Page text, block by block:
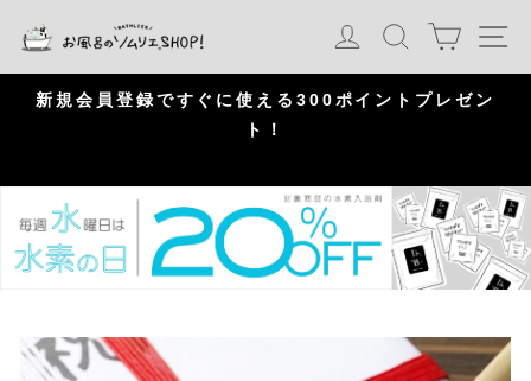
ログイン
検索 カート
P
s
e
新規会員登録ですぐに使える300ポイントプレゼン
ト！